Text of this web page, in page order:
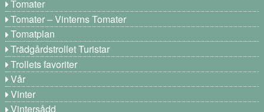
Tomater
Tomater – Vinterns Tomater
Tomatplan
Trädgårdstrollet Turistar
Trollets favoriter
Vår
Vinter
Vintersådd